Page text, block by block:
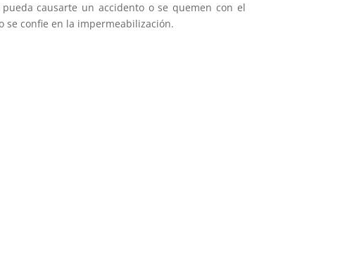
causarte un accidento o se quemen con el
se confie en la impermeabilización.